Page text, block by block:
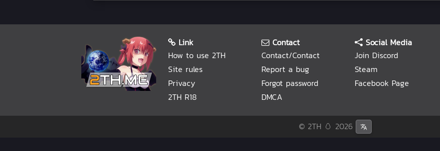
Link
How to use 2TH
Site rules
Privacy
2TH R18
Contact
Contact/Contact
Report a bug
Forgot password
DMCA
Social Media
Join Discord
Steam
Facebook Page
© 2TH 🥚 2026